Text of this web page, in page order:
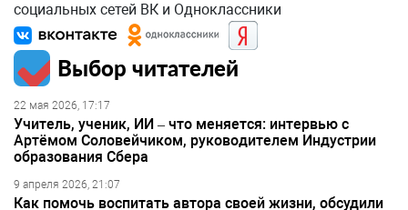
социальных сетей ВК и Одноклассники
Выбор читателей
22 мая 2026, 17:17
Учитель, ученик, ИИ – что меняется: интервью с
Артёмом Соловейчиком, руководителем Индустрии
образования Сбера
9 апреля 2026, 21:07
Как помочь воспитать автора своей жизни, обсудили